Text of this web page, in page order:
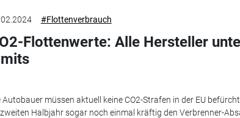
#Flottenverbrauch
Flottenwerte: Alle Hersteller
Autobauer müssen aktuell keine CO2-Strafen in der EU
Halbjahr sogar noch einmal kräftig den Verbrenner-